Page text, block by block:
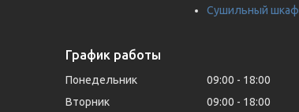
Сушильный шкаф
График работы
Понедельник 09:00
18:00
Вторник
09:00
18:00